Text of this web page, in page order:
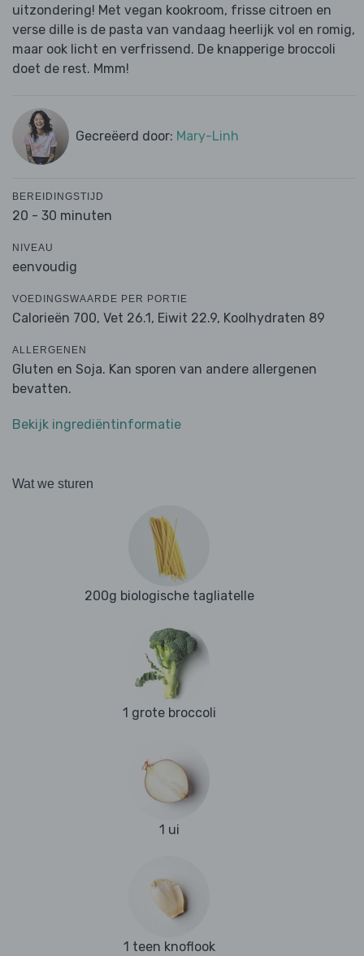
uitzondering! Met vegan kookroom, frisse citroen en
verse dille is de pasta van vandaag heerlijk vol en romig,
maar ook licht en verfrissend. De knapperige broccoli
doet de rest. Mmm!
Gecreëerd door: Mary-Linh
BEREIDINGSTIJD
20 - 30 minuten
NIVEAU
eenvoudig
VOEDINGSWAARDE PER PORTIE
Calorieën 700, Vet 26.1, Eiwit 22.9, Koolhydraten 89
ALLERGENEN
Gluten en Soja. Kan sporen van andere allergenen
bevatten.
Bekijk ingrediëntinformatie
Wat we sturen
200g biologische tagliatelle
1 grote broccoli
1 ui
1 teen knoflook